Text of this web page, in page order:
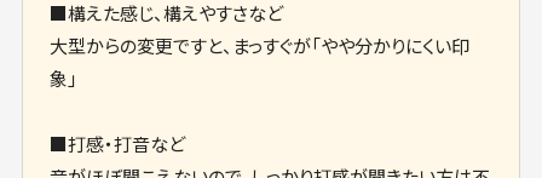
■構えた感じ、構えやすさなど
大型からの変更ですと、まっすぐが「やや分かりにくい印
象」
■打感・打音など